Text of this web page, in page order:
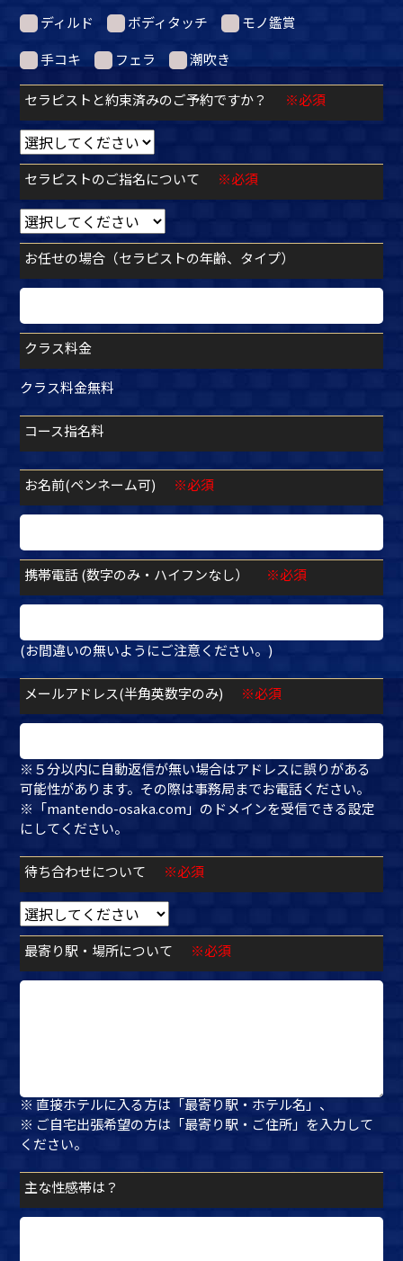
ディルド
ボディタッチ
モノ鑑賞
手コキ
フェラ 潮吹き
セラピストと約束済みのご予約ですか？ ※必須
セラピストのご指名について ※必須
お任せの場合（セラピストの年齢、タイプ）
クラス料金
クラス料金無料
コース指名料
お名前(ペンネーム可) ※必須
携帯電話 (数字のみ・ハイフンなし） ※必須
(お間違いの無いようにご注意ください。)
メールアドレス(半角英数字のみ) ※必須
※５分以内に自動返信が無い場合はアドレスに誤りがある
可能性があります。その際は事務局までお電話ください。
※「mantendo-osaka.com」のドメインを受信できる設定
にしてください。
待ち合わせについて ※必須
最寄り駅・場所について ※必須
※ 直接ホテルに入る方は「最寄り駅・ホテル名」、
※ ご自宅出張希望の方は「最寄り駅・ご住所」を入力して
ください。
主な性感帯は？